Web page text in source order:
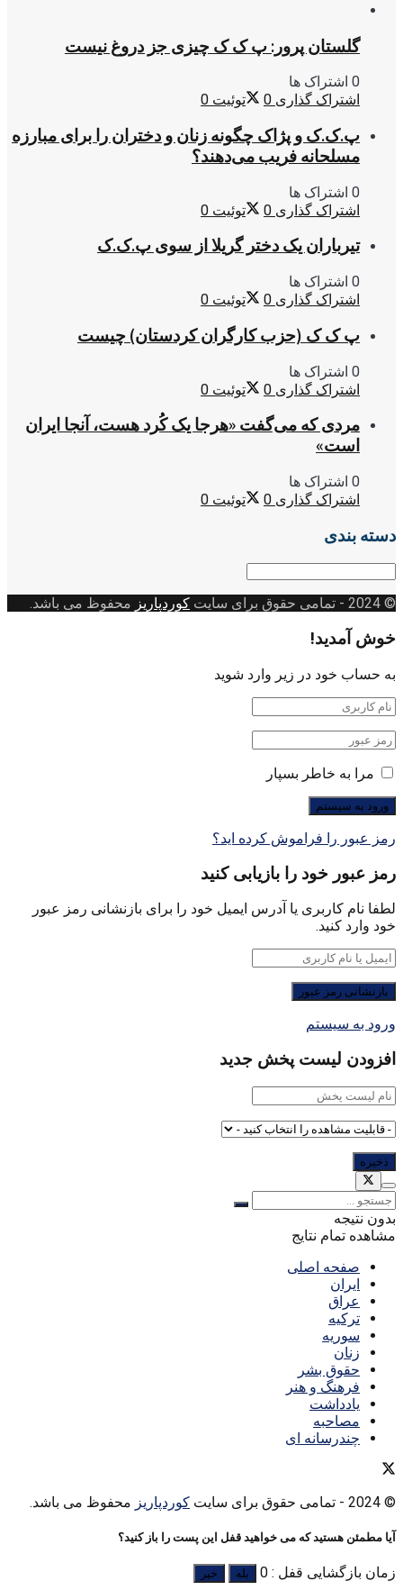
گلستان پرور: پ ک ک چیزی جز دروغ نیست
0 اشتراک ها
اشتراک گذاری 0 توئیت 0
پ.ک.ک و پژاک چگونه زنان و دختران را برای مبارزه
مسلحانه فریب می‌دهند؟
0 اشتراک ها
اشتراک گذاری 0 توئیت 0
تیرباران یک دختر گریلا از سوی پ.ک.ک
0 اشتراک ها
اشتراک گذاری 0 توئیت 0
پ ک ک (حزب کارگران کردستان) چیست
0 اشتراک ها
اشتراک گذاری 0 توئیت 0
مردی که می‌گفت «هرجا یک کُرد هست، آنجا ایران
است»
0 اشتراک ها
اشتراک گذاری 0 توئیت 0
دسته بندی
© 2024
- تمامی حقوق برای سایت کوردپاریز محفوظ می باشد.
خوش آمدید!
به حساب خود در زیر وارد شوید
مرا به خاطر بسپار
رمز عبور را فراموش کرده اید؟
رمز عبور خود را بازیابی کنید
لطفا نام کاربری یا آدرس ایمیل خود را برای بازنشانی رمز عبور
خود وارد کنید.
ورود به سیستم
افزودن لیست پخش جدید
بدون نتیجه
مشاهده تمام نتایج
صفحه اصلی
ایران
عراق
ترکیه
سوریه
زنان
حقوق بشر
فرهنگ و هنر
یادداشت
مصاحبه
چندرسانه ای
© 2024 - تمامی حقوق برای سایت کوردپاریز محفوظ می باشد.
آیا مطمئن هستید که می خواهید قفل این پست را باز کنید؟
زمان بازگشایی قفل : 0 بله خیر